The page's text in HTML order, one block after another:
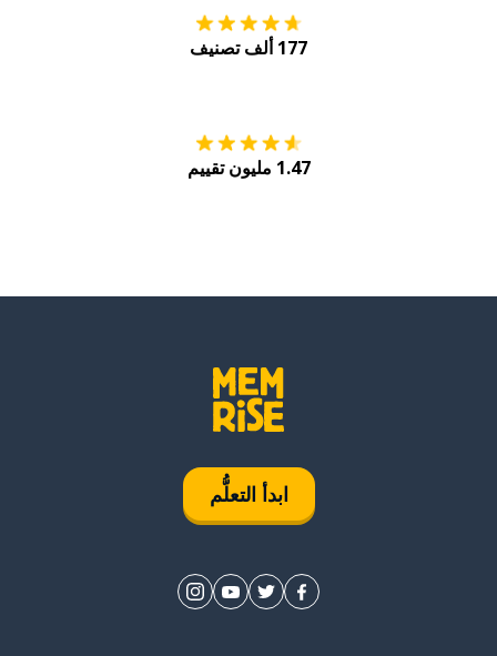
177 ألف تصنيف
1.47 مليون تقييم
ابدأ التعلُّم